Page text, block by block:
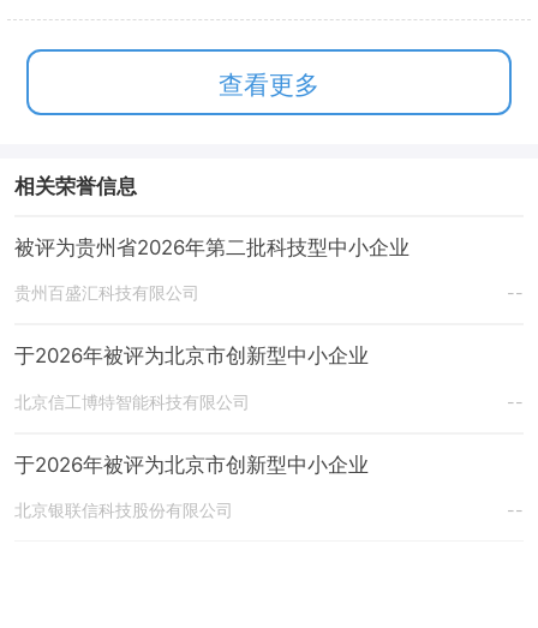
查看更多
相关荣誉信息
被评为贵州省2026年第二批科技型中小企业
贵州百盛汇科技有限公司 --
于2026年被评为北京市创新型中小企业
北京信工博特智能科技有限公司 --
于2026年被评为北京市创新型中小企业
北京银联信科技股份有限公司 --